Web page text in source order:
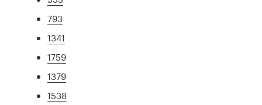
793
1341
1759
1379
1538